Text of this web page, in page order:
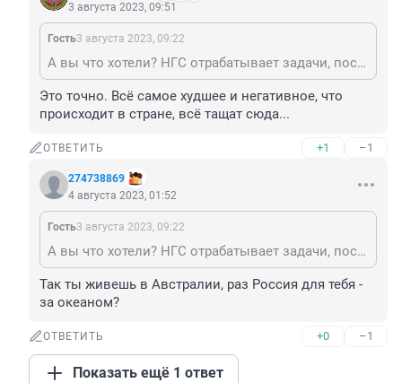
3 августа 2023, 09:51
Гость3 августа 2023, 09:22
А вы что хотели? НГС отрабатывает задачи, поставленные заокеанским хозяином
Это точно. Всё самое худшее и негативное, что
происходит в стране, всё тащат сюда...
ОТВЕТИТЬ +1 –1
274738869
4 августа 2023, 01:52
Гость3 августа 2023, 09:22
А вы что хотели? НГС отрабатывает задачи, поставленные заокеанским хозяином
Так ты живешь в Австралии, раз Россия для тебя -
за океаном?
ОТВЕТИТЬ +0 –1
Показать ещё 1 ответ